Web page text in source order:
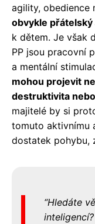
agility, obedience
obvykle přátelský
k dětem. Je však
PP jsou pracovní
a mentální
mohou projevit
destruktivita
majitelé by si
tomuto aktivnímu
dostatek pohybu,
Hledáte